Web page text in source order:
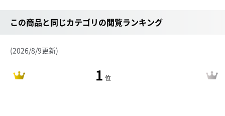
この商品と同じカテゴリの閲覧ランキング
(2026/8/9更新)
1 位